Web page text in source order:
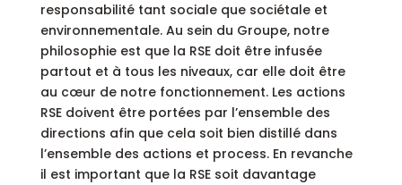
responsabilité tant sociale que sociétale et
environnementale. Au sein du Groupe, notre
philosophie est que la RSE doit être infusée
partout et à tous les niveaux, car elle doit être
au cœur de notre fonctionnement. Les actions
RSE doivent être portées par l’ensemble des
directions afin que cela soit bien distillé dans
l’ensemble des actions et process. En revanche
il est important que la RSE soit davantage